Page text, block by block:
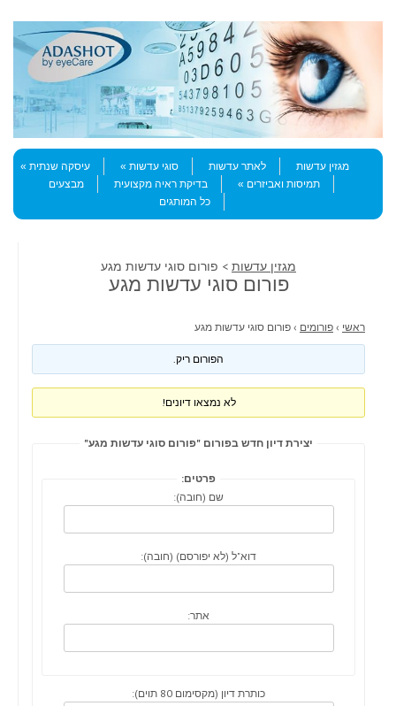
Menu
Skip to content
מגזין עדשות
לאתר עדשות סוגי עדשות
עיסקה שנתית
תמיסות ואביזרים
בדיקת ראיה מקצועית
מבצעים
כל המותגים
מגזין עדשות > פורום סוגי עדשות מגע
פורום סוגי עדשות מגע
ראשי › פורומים › פורום סוגי עדשות מגע
הפורום ריק.
לא נמצאו דיונים!
יצירת דיון חדש בפורום "פורום סוגי עדשות מגע"
פרטים:
שם (חובה):
דוא"ל (לא יפורסם) (חובה):
אתר:
כותרת דיון (מקסימום 80 תוים):